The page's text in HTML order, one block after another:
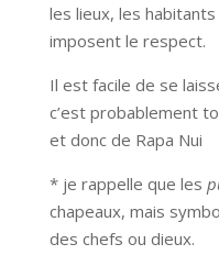
les lieux, les
imposent le respect.
Il est facile de se
c’est probablement
et donc de Rapa Nui
* je rappelle que les
chapeaux, mais
des chefs ou dieux.